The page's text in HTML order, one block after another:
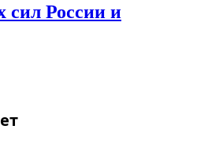
сил России и